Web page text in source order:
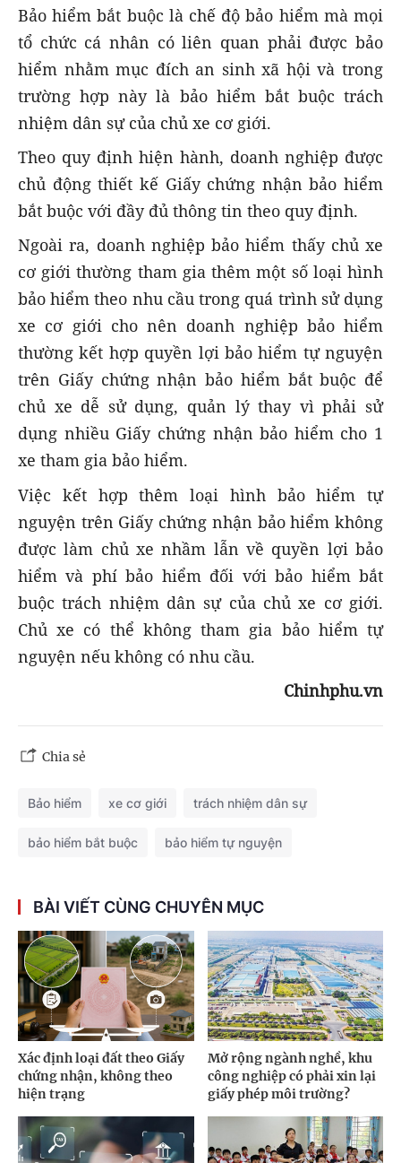
Bảo hiểm bắt buộc là chế độ bảo hiểm mà mọi
tổ chức cá nhân có liên quan phải được bảo
hiểm nhằm mục đích an sinh xã hội và trong
trường hợp này là bảo hiểm bắt buộc trách
nhiệm dân sự của chủ xe cơ giới.
Theo quy định hiện hành, doanh nghiệp được
chủ động thiết kế Giấy chứng nhận bảo hiểm
bắt buộc với đầy đủ thông tin theo quy định.
Ngoài ra, doanh nghiệp bảo hiểm thấy chủ xe
cơ giới thường tham gia thêm một số loại hình
bảo hiểm theo nhu cầu trong quá trình sử dụng
xe cơ giới cho nên doanh nghiệp bảo hiểm
thường kết hợp quyền lợi bảo hiểm tự nguyện
trên Giấy chứng nhận bảo hiểm bắt buộc để
chủ xe dễ sử dụng, quản lý thay vì phải sử
dụng nhiều Giấy chứng nhận bảo hiểm cho 1
xe tham gia bảo hiểm.
Việc kết hợp thêm loại hình bảo hiểm tự
nguyện trên Giấy chứng nhận bảo hiểm không
được làm chủ xe nhầm lẫn về quyền lợi bảo
hiểm và phí bảo hiểm đối với bảo hiểm bắt
buộc trách nhiệm dân sự của chủ xe cơ giới.
Chủ xe có thể không tham gia bảo hiểm tự
nguyện nếu không có nhu cầu.
Chinhphu.vn
Chia sẻ
Bảo hiểm xe cơ giới trách nhiệm dân sự
bảo hiểm bắt buộc bảo hiểm tự nguyện
BÀI VIẾT CÙNG CHUYÊN MỤC
Xác định loại đất theo Giấy
chứng nhận, không theo
hiện trạng
Mở rộng ngành nghề, khu
công nghiệp có phải xin lại
giấy phép môi trường?